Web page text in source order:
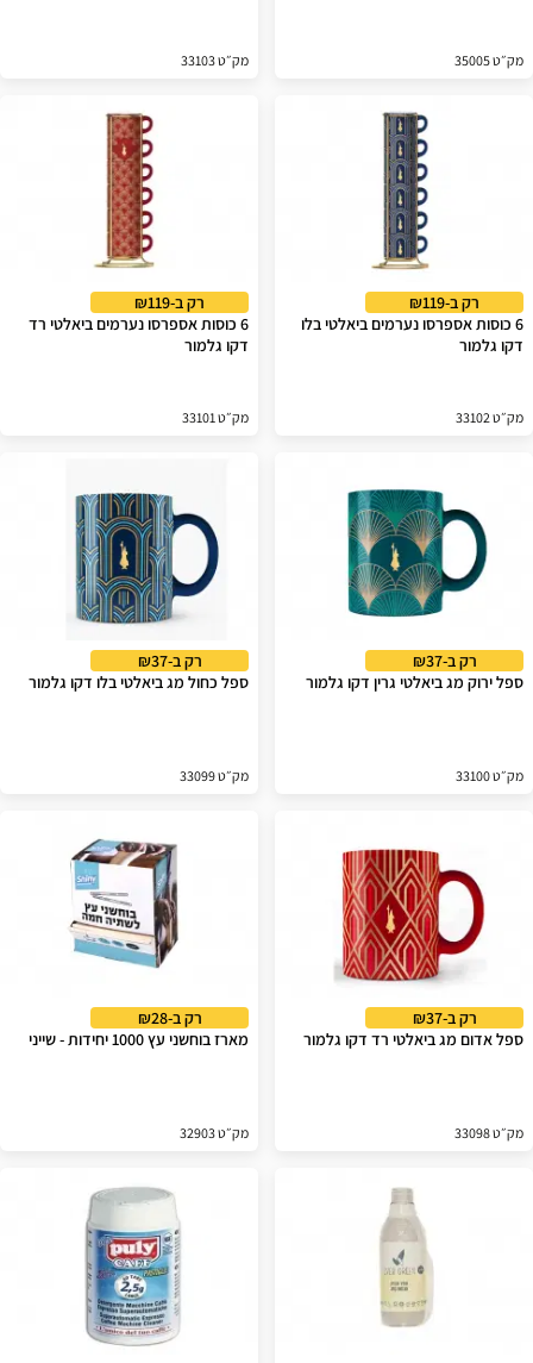
מק״ט 35005 מק״ט 33103
רק ב-₪119
6 כוסות אספרסו נערמים ביאלטי בלו
דקו גלמור
מק״ט 33102
רק ב-₪119
6 כוסות אספרסו נערמים ביאלטי רד
דקו גלמור
מק״ט 33101
רק ב-₪37
ספל ירוק מג ביאלטי גרין דקו גלמור
מק״ט 33100
רק ב-₪37
ספל כחול מג ביאלטי בלו דקו גלמור
מק״ט 33099
רק ב-₪37
ספל אדום מג ביאלטי רד דקו גלמור
מק״ט 33098
רק ב-₪28
מארז בוחשני עץ 1000 יחידות - שייני
מק״ט 32903